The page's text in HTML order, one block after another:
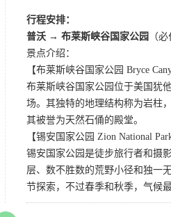
行程安排：
普沃 → 布莱斯峡谷国家公园
（
景点介绍：
【布莱斯峡谷国家公园 Bryce
布莱斯峡谷国家公园位于美国犹
场。其独特的地理结构称为岩柱
其被誉为天然石俑的殿堂。
【锡安国家公园 Zion National
锡安国家公园是徒步旅行者和摄
层、数不胜数的荒野小径和独一
节探索，不过春季和秋季，气候